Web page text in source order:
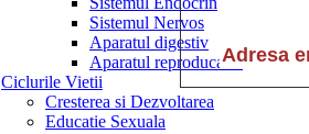
Sistemul Nervos
Aparatul digestiv
Aparatul reproducator
Ciclurile Vietii
Cresterea si Dezvoltarea
Educatie Sexuala